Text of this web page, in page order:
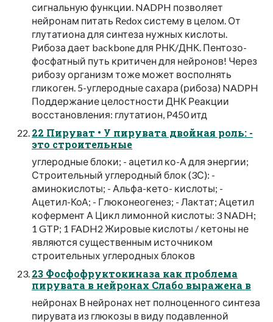
сигнальную функции. NADPH позволяет
нейронам питать Redox систему в целом. От
глутатиона для синтеза нужных кислоты.
Рибоза дает backbone для РНК/ДНК. Пентозо-
фосфатный путь критичен для нейронов! Через
рибозу организм тоже может восполнять
гликоген. 5-углеродные сахара (рибоза) NADPH
Поддержание целостности ДНК Реакции
восстановления: глутатион, P450 итд
22 Пируват • У пирувата двойная роль: -
это строительные
углеродные блоки; - ацетил ко-А для энергии;
Строительный углеродный блок (3С): -
аминокислоты; - Альфа-кето- кислоты; -
Ацетил-КоА; - Глюконеогенез; - Лактат; Ацетил
кофермент А Цикл лимонной кислоты: 3 NADH;
1 GTP; 1 FADH2 Жировые кислоты / кетоны не
являются существенным источником
строительных углеродных блоков
23 Фосфофруктокиназа как проблема
пирувата в нейронах Слабо выражена в
нейронах В нейронах нет полноценного синтеза
пирувата из глюкозы в виду подавленной